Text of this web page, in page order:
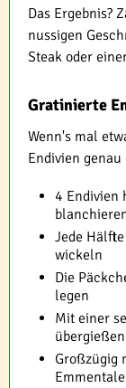
Das Ergebnis?
nussigen
Steak oder
Gratinierte
Wenn's mal
Endivien
4 Endivien
Jede
wickeln
Die
legen
Mit einer
übergießen
Großzügig